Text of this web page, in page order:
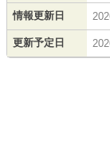
情報更新日
更新予定日